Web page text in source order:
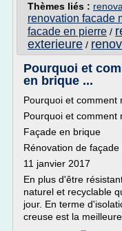
Thèmes liés :
renovation facade
facade en pierre /
exterieure /
Pourquoi et
en brique ...
Pourquoi et comment
Pourquoi et comment
Façade en brique
Rénovation de
11 janvier 2017
En plus d'être
naturel et recyclable
jour. En terme
creuse est la meilleure